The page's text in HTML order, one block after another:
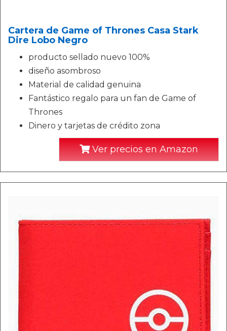
Cartera de Game of Thrones Casa Stark
Dire Lobo Negro
producto sellado nuevo 100%
diseño asombroso
Material de calidad genuina
Fantástico regalo para un fan de Game of
Thrones
Dinero y tarjetas de crédito zona
Ver precios en Amazon